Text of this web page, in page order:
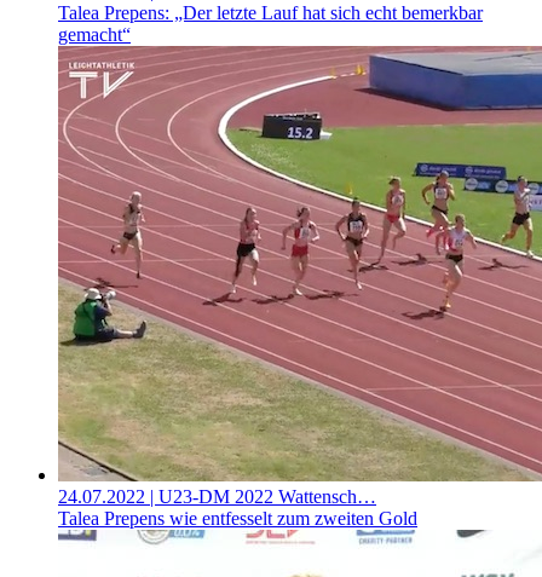
Talea Prepens: „Der letzte Lauf hat sich echt bemerkbar
gemacht“
24.07.2022 | U23-DM 2022 Wattensch…
Talea Prepens wie entfesselt zum zweiten Gold